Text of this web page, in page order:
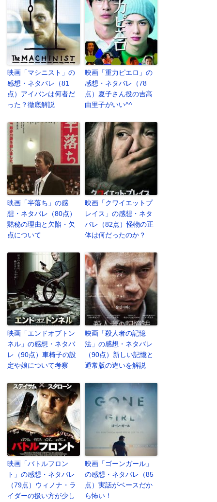
映画「マシニスト」の
感想・ネタバレ（81
点）アイバンは何者だ
った？徹底解説
映画「重力ピエロ」の
感想・ネタバレ（78
点）夏子さん役の吉高
由里子がいい^^
映画「半落ち」の感
想・ネタバレ（80点）
黙秘の理由と欠陥・欠
点について
映画「クワイエットプ
レイス」の感想・ネタ
バレ（82点）怪物の正
体は何だったのか？
映画「エンドオブトン
ネル」の感想・ネタバ
レ（90点）車椅子の設
定や娘について考察
映画「殺人者の記憶
法」の感想・ネタバレ
（90点）新しい記憶と
通常版の違いを解説
映画「バトルフロン
ト」の感想・ネタバレ
（79点）ウィノナ・ラ
イダーの扱い方が少し
映画「ゴーンガール」
の感想・ネタバレ（85
点）実話がベースだか
ら怖い！